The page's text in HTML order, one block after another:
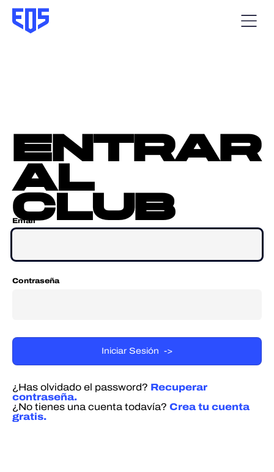
entrar
al
club
Email
Contraseña
¿Has olvidado el password? Recuperar
contraseña.
¿No tienes una cuenta todavía? Crea tu cuenta
gratis.